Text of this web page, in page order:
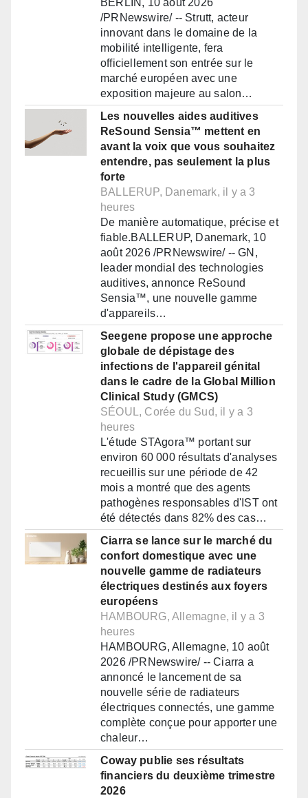
BERLIN, 10 août 2026
/PRNewswire/ -- Strutt, acteur
innovant dans le domaine de la
mobilité intelligente, fera
officiellement son entrée sur le
marché européen avec une
exposition majeure au salon…
Les nouvelles aides auditives
ReSound Sensia™ mettent en
avant la voix que vous souhaitez
entendre, pas seulement la plus
forte
BALLERUP, Danemark, il y a 3
heures
De manière automatique, précise et
fiable.BALLERUP, Danemark, 10
août 2026 /PRNewswire/ -- GN,
leader mondial des technologies
auditives, annonce ReSound
Sensia™, une nouvelle gamme
d'appareils…
Seegene propose une approche
globale de dépistage des
infections de l'appareil génital
dans le cadre de la Global Million
Clinical Study (GMCS)
SÉOUL, Corée du Sud, il y a 3
heures
L'étude STAgora™ portant sur
environ 60 000 résultats d'analyses
recueillis sur une période de 42
mois a montré que des agents
pathogènes responsables d'IST ont
été détectés dans 82% des cas…
Ciarra se lance sur le marché du
confort domestique avec une
nouvelle gamme de radiateurs
électriques destinés aux foyers
européens
HAMBOURG, Allemagne, il y a 3
heures
HAMBOURG, Allemagne, 10 août
2026 /PRNewswire/ -- Ciarra a
annoncé le lancement de sa
nouvelle série de radiateurs
électriques connectés, une gamme
complète conçue pour apporter une
chaleur…
Coway publie ses résultats
financiers du deuxième trimestre
2026